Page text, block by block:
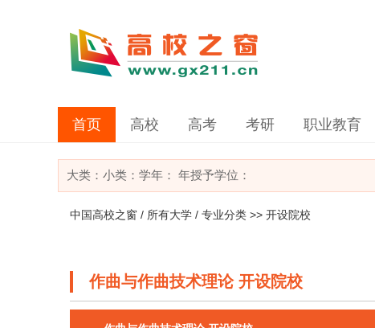
首页 高校 高考 考研 职业教育
大类： 小类： 学年： 年授予学位：
中国高校之窗 / 所有大学 / 专业分类 >> 开设院校
作曲与作曲技术理论 开设院校